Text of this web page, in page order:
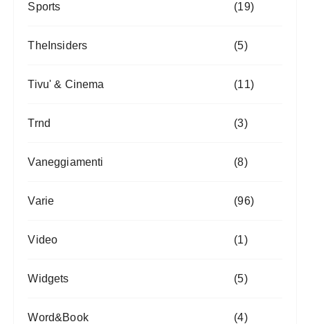
Sports (19)
TheInsiders (5)
Tivu' & Cinema (11)
Trnd (3)
Vaneggiamenti (8)
Varie (96)
Video (1)
Widgets (5)
Word&Book (4)